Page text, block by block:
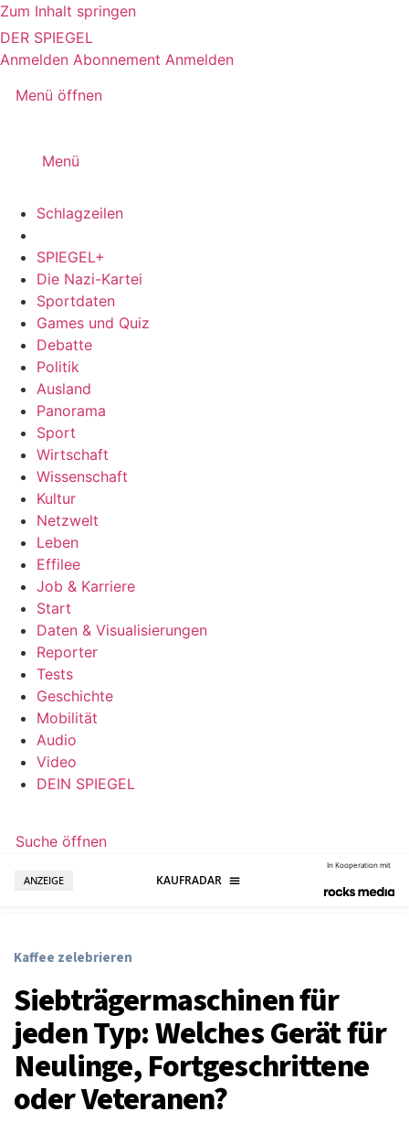
Zum Inhalt springen
DER SPIEGEL
Anmelden Abonnement Anmelden
Menü öffnen
Menü
Schlagzeilen
SPIEGEL+
Die Nazi-Kartei
Sportdaten
Games und Quiz
Debatte
Politik
Ausland
Panorama
Sport
Wirtschaft
Wissenschaft
Kultur
Netzwelt
Leben
Effilee
Job & Karriere
Start
Daten & Visualisierungen
Reporter
Tests
Geschichte
Mobilität
Audio
Video
DEIN SPIEGEL
Suche öffnen
ANZEIGE
In Kooperation mit
Kaffee zelebrieren
Siebträgermaschinen für
jeden Typ: Welches Gerät für
Neulinge, Fortgeschrittene
oder Veteranen?